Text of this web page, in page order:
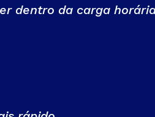
dentro da carga